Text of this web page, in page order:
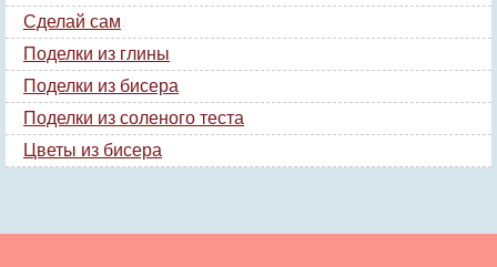
Сделай сам
Поделки из глины
Поделки из бисера
Поделки из соленого теста
Цветы из бисера